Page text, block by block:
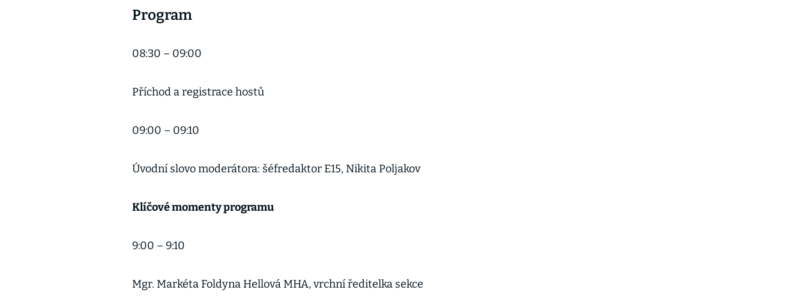
Program
08:30 – 09:00
Příchod a registrace hostů
09:00 – 09:10
Úvodní slovo moderátora: šéfredaktor E15, Nikita Poljakov
Klíčové momenty programu
9:00 – 9:10
Mgr. Markéta Foldyna Hellová MHA, vrchní ředitelka sekce